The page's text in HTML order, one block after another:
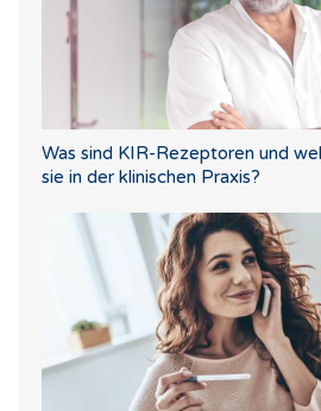
Was sind KIR-Rezeptoren und
sie in der klinischen Praxis?